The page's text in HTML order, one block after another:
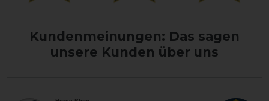
Kundenmeinungen: Das sagen
unsere Kunden über uns